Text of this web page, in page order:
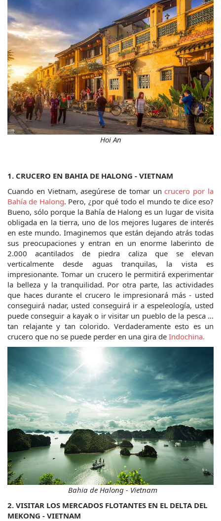
Hoi An
1. CRUCERO EN BAHIA DE HALONG - VIETNAM
Cuando en Vietnam, asegúrese de tomar un crucero por la
Bahía de Halong. Pero, ¿por qué todo el mundo te dice eso?
Bueno, sólo porque la Bahía de Halong es un lugar de visita
obligada en la tierra, uno de los mejores lugares de interés
en este mundo. Imaginemos que están dejando atrás todas
sus preocupaciones y entran en un enorme laberinto de
2.000 acantilados de piedra caliza que se elevan
verticalmente desde aguas tranquilas, la vista es
impresionante. Tomar un crucero le permitirá experimentar
la belleza y la tranquilidad. Por otra parte, las actividades
que haces durante el crucero le impresionará más - usted
conseguirá nadar, usted conseguirá ir a espeleología, usted
puede conseguir a kayak o ir visitar un pueblo de la pesca ...
tan relajante y tan colorido. Verdaderamente esto es un
crucero que no se puede perder en una gira de Indochina.
Bahia de Halong - Vietnam
2. VISITAR LOS MERCADOS FLOTANTES EN EL DELTA DEL
MEKONG - VIETNAM